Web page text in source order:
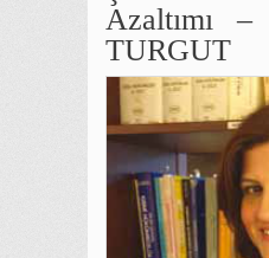
Azaltımı
TURGUT